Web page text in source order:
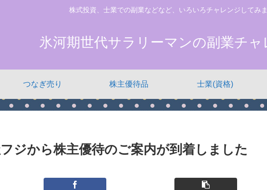
株式投資、士業での副業などなど、いろいろチャレンジしてみ
氷河期世代サラリーマンの副業チャ
つなぎ売り 株主優待品 士業(資格)
フジから株主優待のご案内が到着しました